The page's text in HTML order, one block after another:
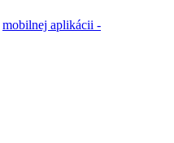
mobilnej aplikácii -